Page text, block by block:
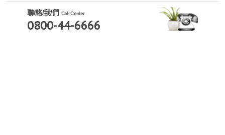
聯/絡/我/們 Call Center
0800-44-6666